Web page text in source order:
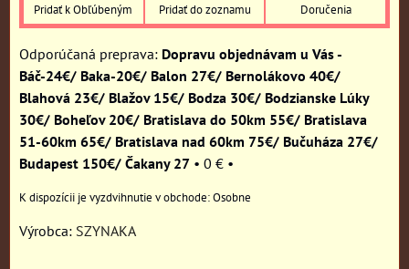
Pridať k Obľúbeným Pridať do zoznamu Doručenia
Dopravu objednávam u Vás -
Báč-24€/ Baka-20€/ Balon 27€/ Bernolákovo 40€/
Blahová 23€/ Blažov 15€/ Bodza 30€/ Bodzianske Lúky
30€/ Boheľov 20€/ Bratislava do 50km 55€/ Bratislava
51-60km 65€/ Bratislava nad 60km 75€/ Bučuháza 27€/
Budapest 150€/ Čakany 27 • 0 € •
Osobne
Výrobca: SZYNAKA